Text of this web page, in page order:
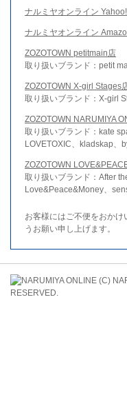
ナルミヤオンライン
ナルミヤオンライン
ZOZOTOWN petitmain店
取り扱いブランド：petit
ZOZOTOWN X-girl Stages
取り扱いブランド：X-girl
ZOZOTOWN NARUMIYA
取り扱いブランド：kate
LOVETOXIC、kladskap、
ZOZOTOWN
取り扱いブランド：After
Love&Peace&Money、
お客様にはご不便をおかけ
うお願い申し上げます。